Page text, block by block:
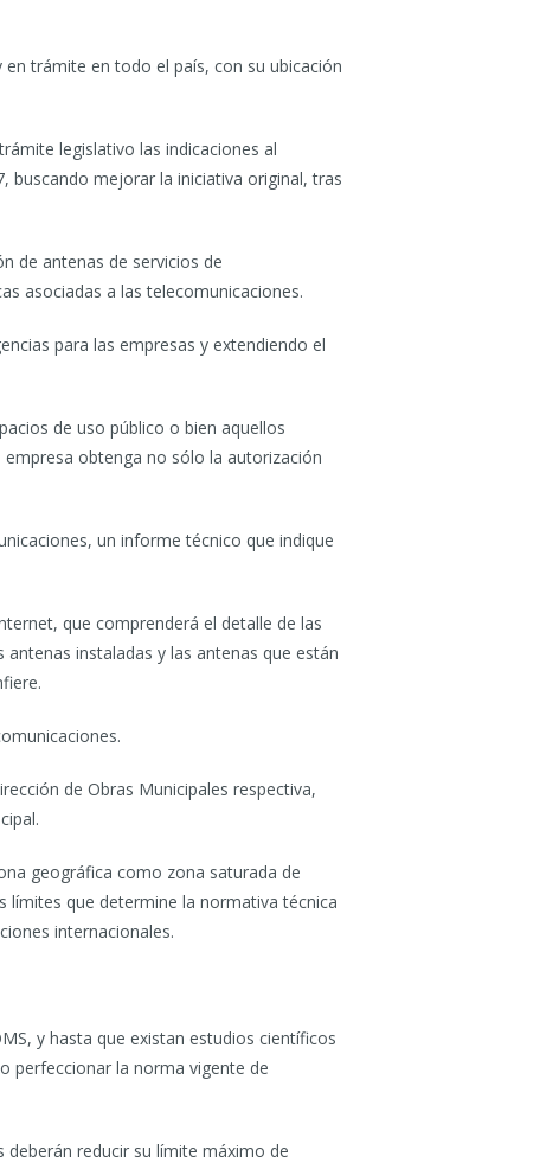
trámite en todo el país, con su ubicación
legislativo las indicaciones al
buscando mejorar la iniciativa original, tras
de antenas de servicios de
asociadas a las telecomunicaciones.
para las empresas y extendiendo el
de uso público o bien aquellos
obtenga no sólo la autorización
un informe técnico que indique
que comprenderá el detalle de las
instaladas y las antenas que están
de Obras Municipales respectiva,
geográfica como zona saturada de
límites que determine la normativa técnica
internacionales.
y hasta que existan estudios científicos
perfeccionar la norma vigente de
reducir su límite máximo de